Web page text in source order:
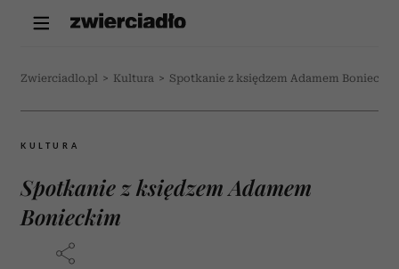
Zwierciadlo.pl > Kultura > Spotkanie z księdzem Adamem
KULTURA
Spotkanie z księdzem Adamem
Bonieckim